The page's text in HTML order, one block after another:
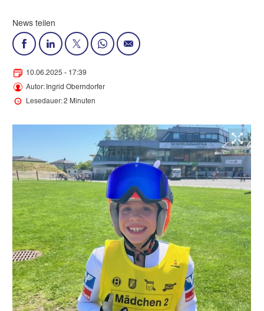
News teilen
10.06.2025 - 17:39
Autor: Ingrid Oberndorfer
Lesedauer: 2 Minuten